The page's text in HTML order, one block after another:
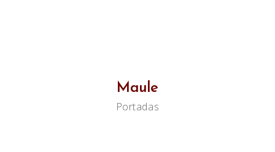
Maule
Portadas